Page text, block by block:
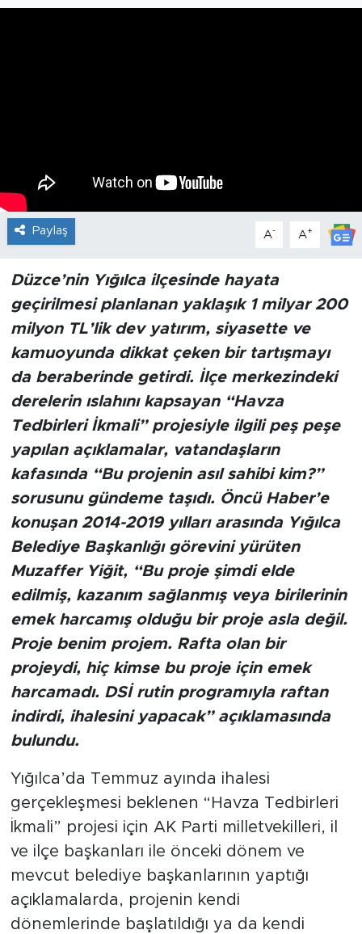
Paylaş A- A+
Düzce’nin Yığılca ilçesinde hayata
geçirilmesi planlanan yaklaşık 1 milyar 200
milyon TL’lik dev yatırım, siyasette ve
kamuoyunda dikkat çeken bir tartışmayı
da beraberinde getirdi. İlçe merkezindeki
derelerin ıslahını kapsayan “Havza
Tedbirleri İkmali” projesiyle ilgili peş peşe
yapılan açıklamalar, vatandaşların
kafasında “Bu projenin asıl sahibi kim?”
sorusunu gündeme taşıdı. Öncü Haber’e
konuşan 2014-2019 yılları arasında Yığılca
Belediye Başkanlığı görevini yürüten
Muzaffer Yiğit, “Bu proje şimdi elde
edilmiş, kazanım sağlanmış veya birilerinin
emek harcamış olduğu bir proje asla değil.
Proje benim projem. Rafta olan bir
projeydi, hiç kimse bu proje için emek
harcamadı. DSİ rutin programıyla raftan
indirdi, ihalesini yapacak” açıklamasında
bulundu.
Yığılca’da Temmuz ayında ihalesi
gerçekleşmesi beklenen “Havza Tedbirleri
İkmali” projesi için AK Parti milletvekilleri, il
ve ilçe başkanları ile önceki dönem ve
mevcut belediye başkanlarının yaptığı
açıklamalarda, projenin kendi
dönemlerinde başlatıldığı ya da kendi